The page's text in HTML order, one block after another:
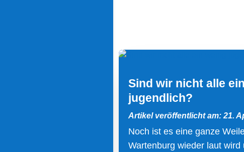
Sind wir nicht alle
jugendlich?
Artikel veröffentlicht am: 21.
Noch ist es eine ganze
Wartenburg wieder laut wird